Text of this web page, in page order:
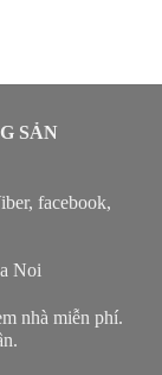
SẢN
facebook,
Noi
nhà miễn phí.